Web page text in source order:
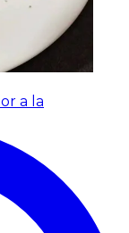
a la